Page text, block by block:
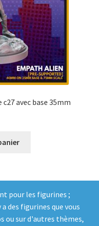
pour les figurines ;
des figurines que vous
ou sur d'autres thèmes,
avec base 35mm